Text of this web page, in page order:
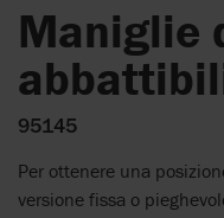
Maniglie
95145
Per ottenere una
versione fissa o